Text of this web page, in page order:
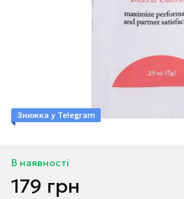
Знижка у Telegram
В наявності
179 грн